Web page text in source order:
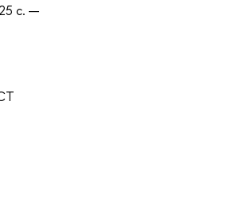
с. —